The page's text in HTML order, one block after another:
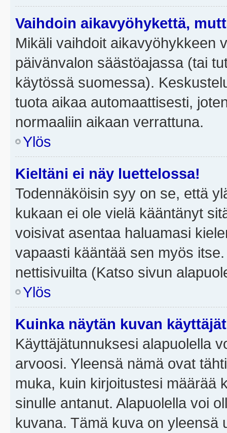
Vaihdoin aikavyöhykettä,
Mikäli vaihdoit aikavyöhykkeen
päivänvalon säästöajassa (tai
käytössä suomessa).
tuota aikaa automaattisesti,
normaaliin aikaan verrattuna.
Ylös
Kieltäni ei näy luettelossa!
Todennäköisin syy on se, että
kukaan ei ole vielä kääntänyt
voisivat asentaa haluamasi
vapaasti kääntää sen myös
nettisivuilta (Katso sivun
Ylös
Kuinka näytän kuvan
Käyttäjätunnuksesi alapuolella
arvoosi. Yleensä nämä ovat
muka, kuin kirjoitustesi määrää
sinulle antanut. Alapuolella voi
kuvana. Tämä kuva on yleensä